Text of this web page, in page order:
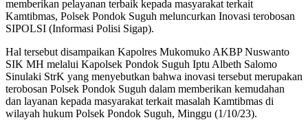
memberikan pelayanan terbaik kepada masyarakat terkait
Kamtibmas, Polsek Pondok Suguh meluncurkan Inovasi terobosan
SIPOLSI (Informasi Polisi Sigap).
Hal tersebut disampaikan Kapolres Mukomuko AKBP Nuswanto
SIK MH melalui Kapolsek Pondok Suguh Iptu Albeth Salomo
Sinulaki StrK yang menyebutkan bahwa inovasi tersebut merupakan
terobosan Polsek Pondok Suguh dalam memberikan kemudahan
dan layanan kepada masyarakat terkait masalah Kamtibmas di
wilayah hukum Polsek Pondok Suguh, Minggu (1/10/23).